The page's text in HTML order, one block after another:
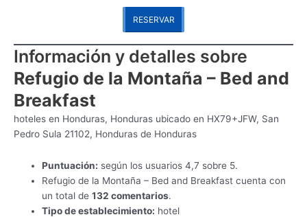
RESERVAR
Información y detalles sobre
Refugio de la Montaña – Bed and
Breakfast
hoteles en Honduras, Honduras ubicado en HX79+JFW, San
Pedro Sula 21102, Honduras de Honduras
Puntuación: según los usuarios 4,7 sobre 5.
Refugio de la Montaña – Bed and Breakfast cuenta con
un total de132 comentarios.
Tipo de establecimiento: hotel